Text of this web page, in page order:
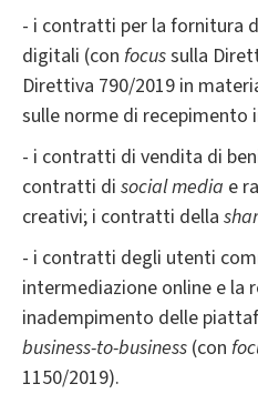
- i contratti per la fornitura
digitali (con focussulla
Direttiva 790/2019 in
sulle norme di recepimento
- i contratti di vendita di
contratti di social media e
creativi; i contratti della
- i contratti degli utenti
intermediazione online e la
inadempimento delle
business-to-business (con
1150/2019).